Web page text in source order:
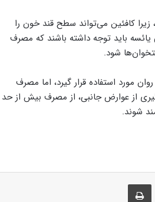
زیرا کافئین می‌تواند سطح قند خون را
باید توجه داشته باشند که مصرف
شود.
مورد استفاده قرار گیرد، اما مصرف
از عوارض جانبی، از مصرف بیش از حد
شوند.
Share via
Print